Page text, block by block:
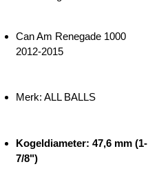
Can Am Renegade 1000
2012-2015
Merk: ALL BALLS
Kogeldiameter: 47,6 mm (1-
7/8")